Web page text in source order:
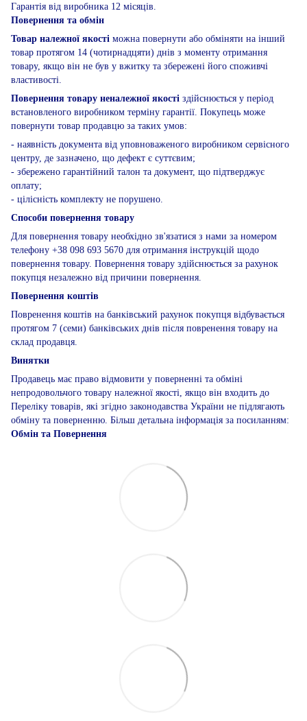
Гарантія від виробника 12 місяців.
Повернення та обмін
Товар належної якості можна повернути або обміняти на інший
товар протягом 14 (чотирнадцяти) днів з моменту отримання
товару, якщо він не був у вжитку та збережені його споживчі
властивості.
Повернення товару неналежної якості здійснюється у період
встановленого виробником терміну гарантії. Покупець може
повернути товар продавцю за таких умов:
- наявність документа від уповноваженого виробником сервісного
центру, де зазначено, що дефект є суттєвим;
- збережено гарантійний талон та документ, що підтверджує
оплату;
- цілісність комплекту не порушено.
Способи повернення товару
Для повернення товару необхідно зв'язатися з нами за номером
телефону +38 098 693 5670 для отримання інструкцій щодо
повернення товару. Повернення товару здійснюється за рахунок
покупця незалежно від причини повернення.
Повернення коштів
Повренення коштів на банківський рахунок покупця відбувається
протягом 7 (семи) банківських днів після повренення товару на
склад продавця.
Винятки
Продавець має право відмовити у поверненні та обміні
непродовольчого товару належної якості, якщо він входить до
Переліку товарів, які згідно законодавства України не підлягають
обміну та поверненню. Більш детальна інформація за посиланням:
Обмін та Повернення